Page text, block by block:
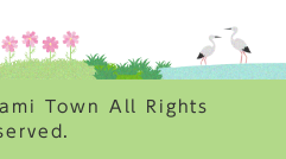
Town All Rights